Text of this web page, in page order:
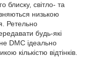
блиску, світло- та
низькою
Ретельно
будь-які
DMC ідеально
кількістю відтінків.